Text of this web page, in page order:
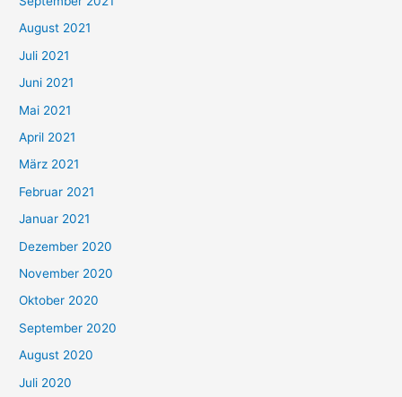
n
n
a
c
h
:
August 2021
Juli 2021
Juni 2021
Mai 2021
April 2021
März 2021
Februar 2021
Januar 2021
Dezember 2020
November 2020
Oktober 2020
September 2020
August 2020
Juli 2020